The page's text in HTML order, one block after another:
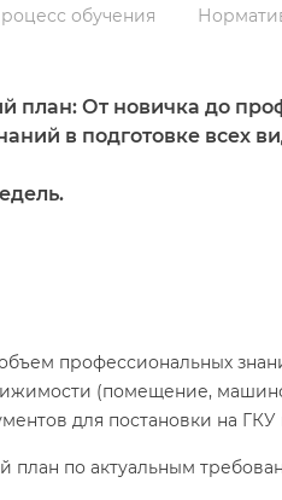
обучения
план: От новичка до
в подготовке всех
профессиональных
(помещение,
для постановки на
по актуальным